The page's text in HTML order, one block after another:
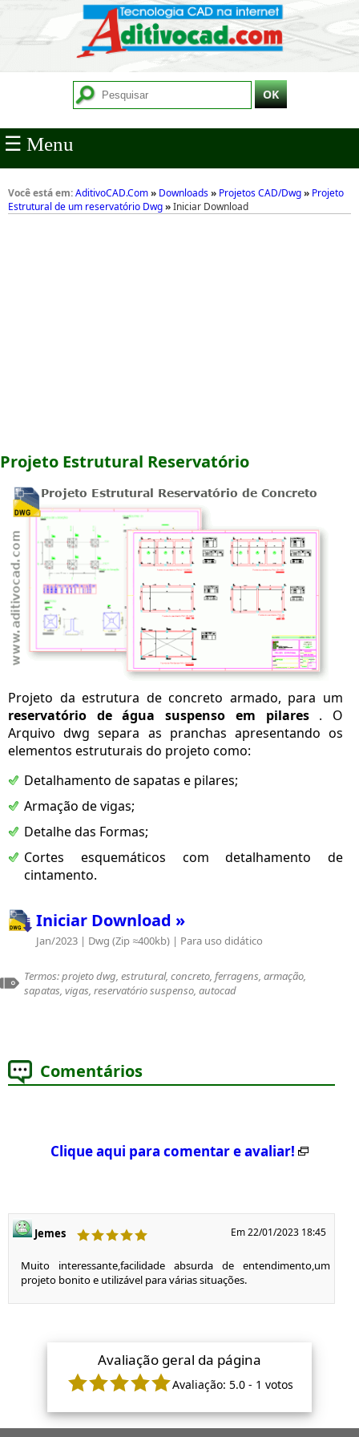
☰ Menu
Você está em:AditivoCAD.Com» Downloads» Projetos CAD/Dwg» Projeto
Estrutural de um reservatório Dwg»Iniciar Download
Projeto Estrutural Reservatório
Projeto da estrutura de concreto armado, para um
reservatório de água suspenso em pilares. O
Arquivo dwg separa as pranchas apresentando os
elementos estruturais do projeto como:
Detalhamento de sapatas e pilares;
Armação de vigas;
Detalhe das Formas;
Cortes esquemáticos com detalhamento de
cintamento.
Iniciar Download »
Jan/2023 | Dwg (Zip ≈400kb) | Para uso didático
Termos: projeto dwg, estrutural, concreto, ferragens, armação,
sapatas, vigas, reservatório suspenso, autocad
Comentários
Clique aqui para comentar e avaliar!
Jemes Em 22/01/2023 18:45
Muito interessante,facilidade absurda de entendimento,um
projeto bonito e utilizável para várias situações.
Avaliação geral da página
Avaliação: 5.0- 1 votos